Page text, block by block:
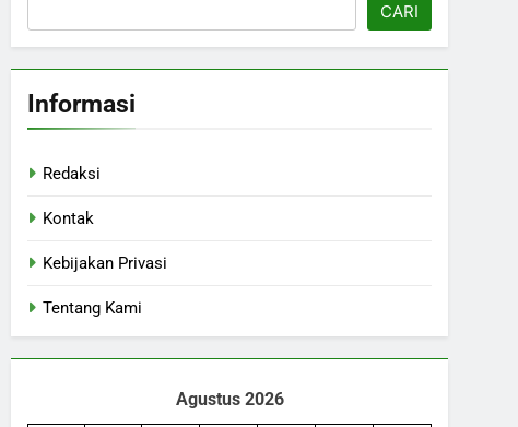
CARI
Informasi
Redaksi
Kontak
Kebijakan Privasi
Tentang Kami
Agustus 2026